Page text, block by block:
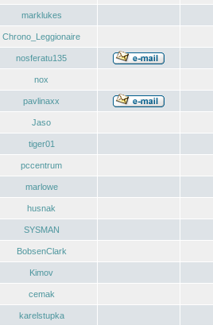
marklukes
Chrono_Leggionaire
nosferatu135
nox
pavlinaxx
Jaso
tiger01
pccentrum
marlowe
husnak
SYSMAN
BobsenClark
Kimov
cemak
karelstupka